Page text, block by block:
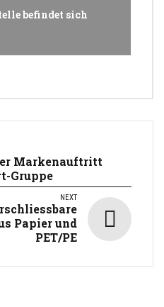
befindet sich
Markenauftritt
Gruppe
NEXT
Papier und
PET/PE